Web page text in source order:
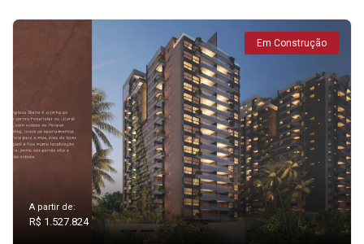
Em Construção
A partir de:
R$ 1.527.824